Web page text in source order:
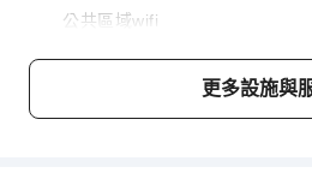
公共區域wifi
電梯
更多設施與